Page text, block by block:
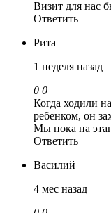
Визит для нас
Ответить
Рита
1 неделя назад
0 0
Когда ходили
ребенком, он
Мы пока на
Ответить
Василий
4 мес назад